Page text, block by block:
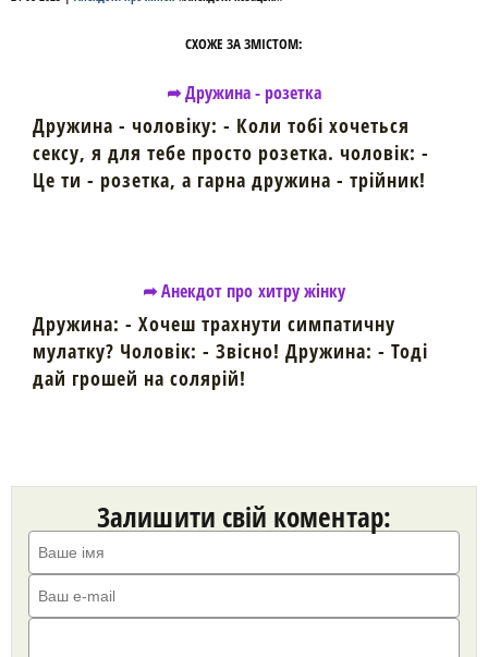
СХОЖЕ ЗА ЗМІСТОМ:
➦ Дружина - розетка
Дружина - чоловіку: - Коли тобі хочеться
сексу, я для тебе просто розетка. чоловік: -
Це ти - розетка, а гарна дружина - трійник!
➦ Анекдот про хитру жінку
Дружина: - Хочеш трахнути симпатичну
мулатку? Чоловік: - Звісно! Дружина: - Тоді
дай грошей на солярій!
Залишити свій коментар: